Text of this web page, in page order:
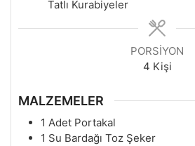
Tatlı Kurabiyeler
PORSIYON
4 Kişi
MALZEMELER
1 Adet Portakal
1 Su Bardağı Toz Şeker